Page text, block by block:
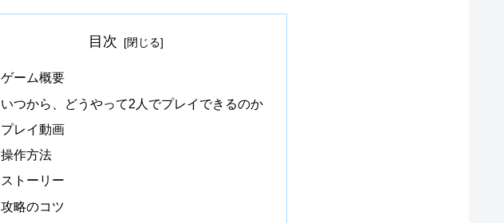
目次
ゲーム概要
いつから、どうやって2人でプレイできるのか
プレイ動画
操作方法
ストーリー
攻略のコツ